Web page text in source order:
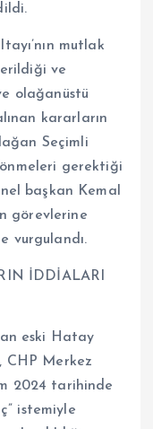
mutlak
ve
olağanüstü
kararların
Seçimli
gerektiği
başkan Kemal
görevlerine
vurgulandı.
İDDİALARI
eski Hatay
CHP Merkez
2024 tarihinde
istemiyle